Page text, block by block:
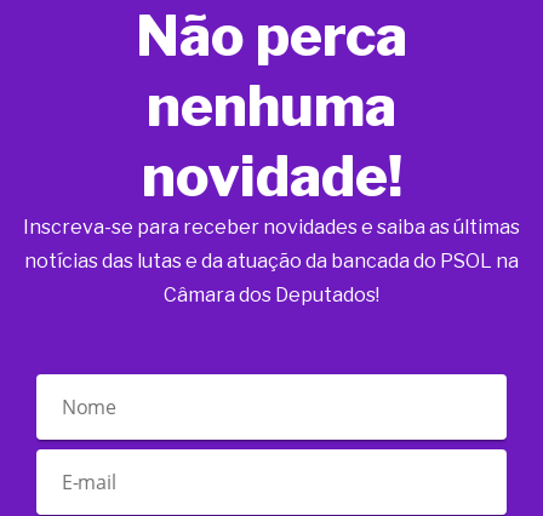
Não perca
nenhuma
novidade!
Inscreva-se para receber novidades e saiba as últimas
notícias das lutas e da atuação da bancada do PSOL na
Câmara dos Deputados!